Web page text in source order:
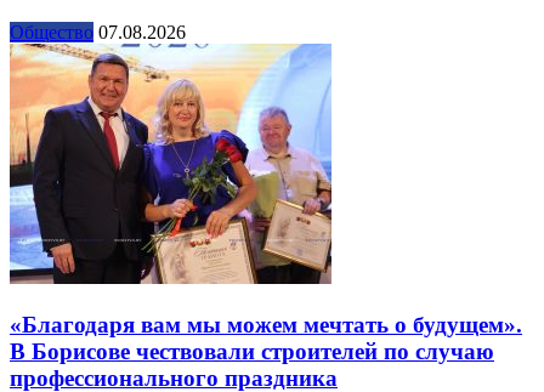
Общество 07.08.2026
«Благодаря вам мы можем мечтать о будущем».
В Борисове чествовали строителей по случаю
профессионального праздника